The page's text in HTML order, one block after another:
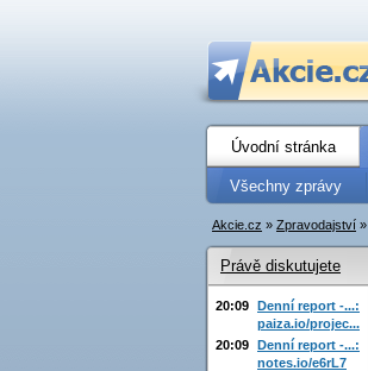
Úvodní stránka
Všechny zprávy
Akcie.cz » Zpravodajství »
Právě diskutujete
20:09 Denní report -...:
paiza.io/projec...
20:09 Denní report -...:
notes.io/e6rL7